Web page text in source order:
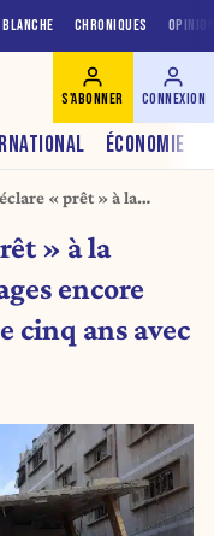
CHRONIQUES
ÉCONOMIE
S'ABONNER CONNEXION
« prêt » à la
trêve de cinq ans avec
» à la
encore
cinq ans avec